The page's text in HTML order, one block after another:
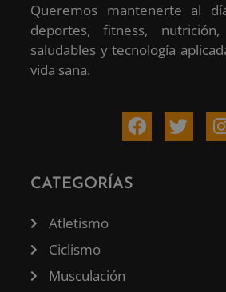
Queremos mantenerte al
deportes, fitness,
saludables y tecnología
vida sana.
CATEGORÍAS
Atletismo
Ciclismo
Musculación